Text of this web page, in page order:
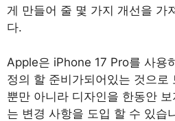
게 만들어 줄 몇 가지 개선을 가
다.
Apple은 iPhone 17 Pro를 사용
정의 할 준비가되어있는 것으로
뿐만 아니라 디자인을 한동안
는 변경 사항을 도입 할 수 있습